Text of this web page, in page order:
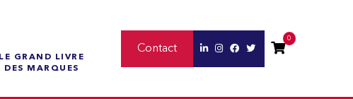
LE GRAND LIVRE
DES MARQUES
Contact
0